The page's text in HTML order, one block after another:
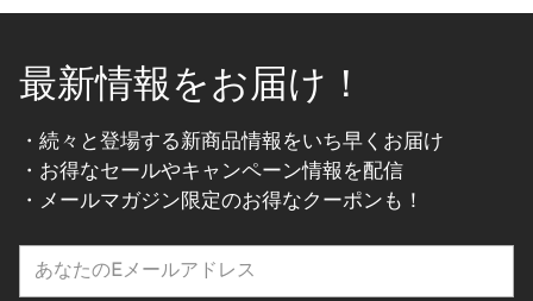
最新情報をお届け！
・続々と登場する新商品情報をいち早くお届け
・お得なセールやキャンペーン情報を配信
・メールマガジン限定のお得なクーポンも！